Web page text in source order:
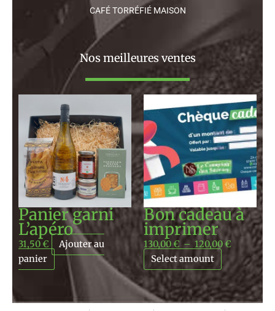
CAFÉ TORRÉFIÉ MAISON
Nos meilleures ventes
Panier garni
L’apéro
31,50€
Ajouter au
panier
Bon cadeau à
imprimer
130,00€ – 120,00€
Plage
de
prix :
130,00 €
à
120,00 €
Select amount